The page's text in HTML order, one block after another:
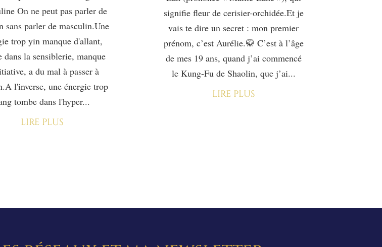
On ne peut pas parler de
sans parler de masculin.Une
trop yin manque d'allant,
dans la sensiblerie, manque
a du mal à passer à
l'inverse, une énergie trop
tombe dans l'hyper...
lire plus
signifie fleur de cerisier-orchidée.Et je
vais te dire un secret : mon premier
prénom, c’est Aurélie.🥋 C’est à l’âge
de mes 19 ans, quand j’ai commencé
le Kung-Fu de Shaolin, que j’ai...
lire plus